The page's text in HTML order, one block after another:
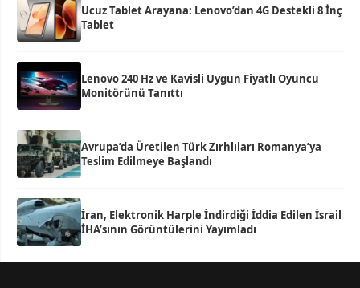
Ucuz Tablet Arayana: Lenovo’dan 4G Destekli 8 İnç
Tablet
Lenovo 240 Hz ve Kavisli Uygun Fiyatlı Oyuncu
Monitörünü Tanıttı
Avrupa’da Üretilen Türk Zırhlıları Romanya’ya
Teslim Edilmeye Başlandı
İran, Elektronik Harple İndirdiği İddia Edilen İsrail
İHA’sının Görüntülerini Yayımladı